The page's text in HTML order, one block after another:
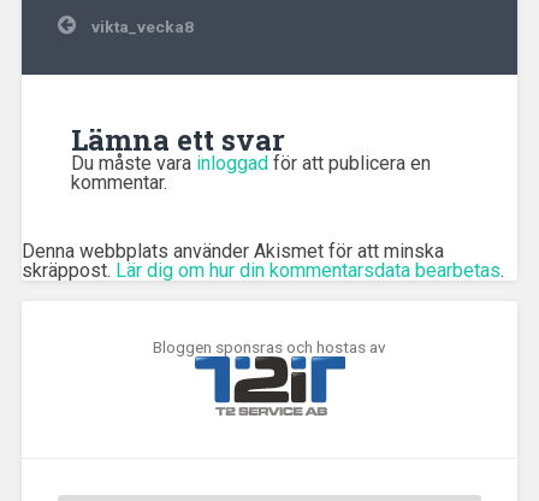
Inläggsnavigering
vikta_vecka8
Lämna ett svar
Du måste vara inloggad för att publicera en
kommentar.
Denna webbplats använder Akismet för att minska
skräppost. Lär dig om hur din kommentarsdata bearbetas.
Bloggen sponsras och hostas av